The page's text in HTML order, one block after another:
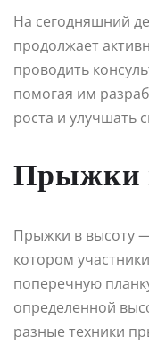
На сегодняшний
продолжает
проводить
помогая им
роста и улучшать
Прыжки
Прыжки в высоту
котором
поперечную
определенной
разные техники